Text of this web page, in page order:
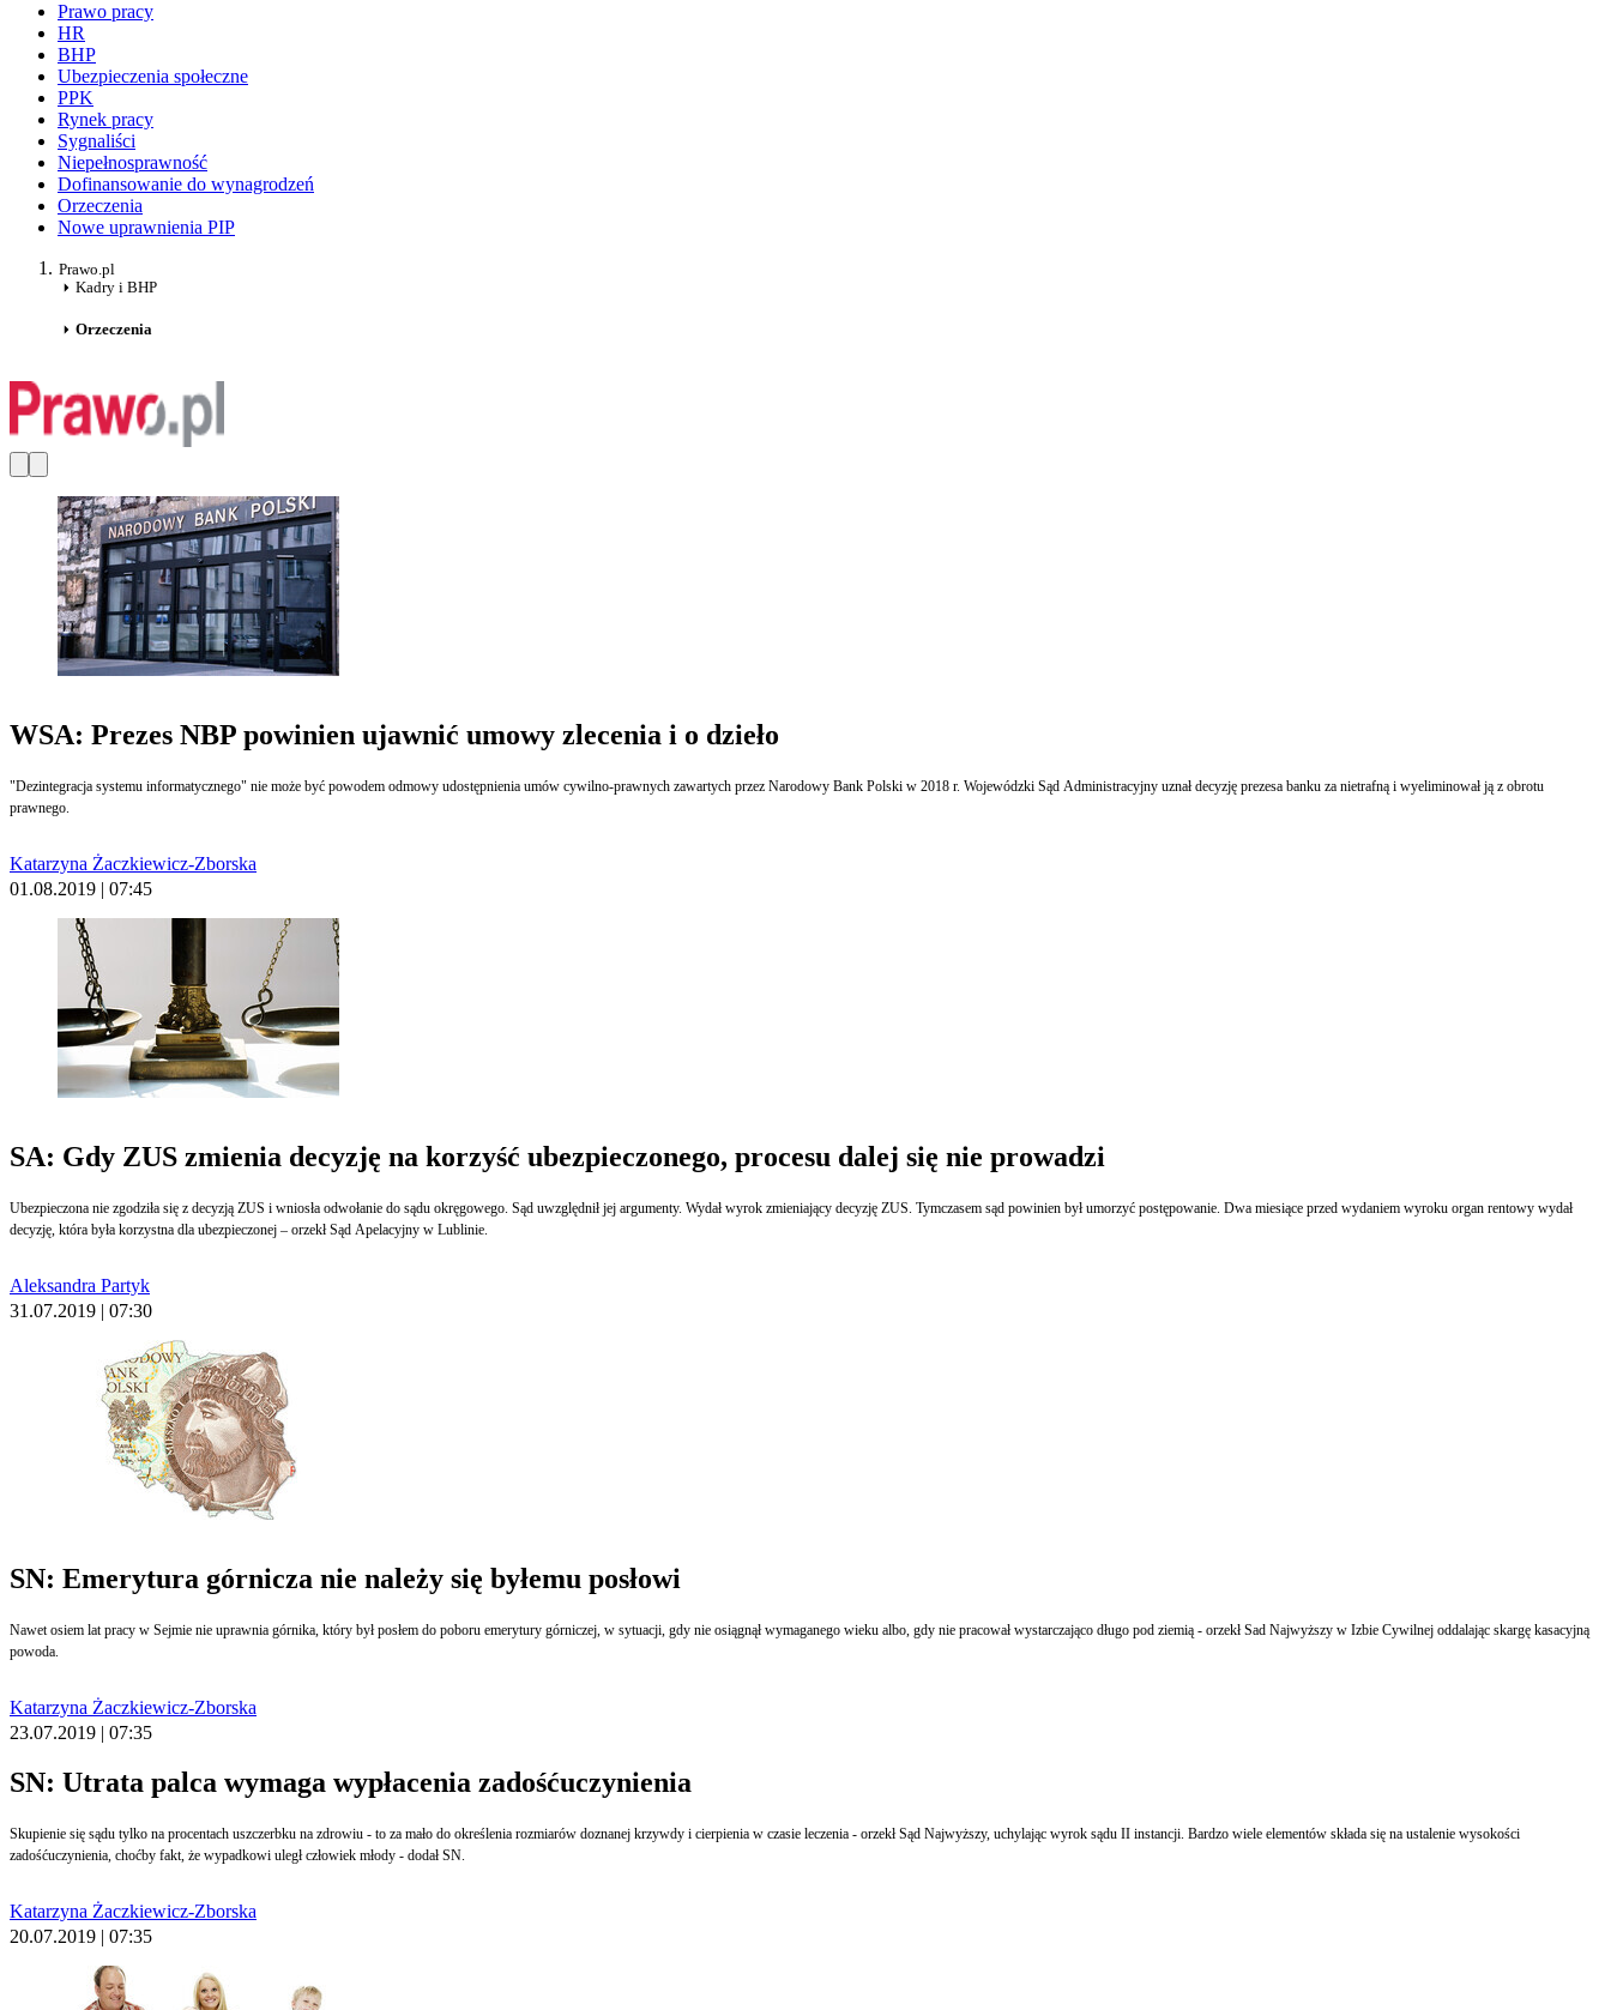
Prawo pracy
HR
BHP
Ubezpieczenia społeczne
PPK
Rynek pracy
Sygnaliści
Niepełnosprawność
Dofinansowanie do wynagrodzeń
Orzeczenia
Nowe uprawnienia PIP
Prawo.pl
Kadry i BHP
Orzeczenia
WSA: Prezes NBP powinien ujawnić umowy zlecenia i o dzieło
"Dezintegracja systemu informatycznego" nie może być powodem odmowy udostępnienia umów cywilno-prawnych zawartych przez Narodowy Bank Polski w 2018 r. Wojewódzki Sąd Administracyjny uznał decyzję prezesa banku za nietrafną i wyeliminował ją z obrotu
prawnego.
Katarzyna Żaczkiewicz-Zborska
01.08.2019 | 07:45
SA: Gdy ZUS zmienia decyzję na korzyść ubezpieczonego, procesu dalej się nie prowadzi
Ubezpieczona nie zgodziła się z decyzją ZUS i wniosła odwołanie do sądu okręgowego. Sąd uwzględnił jej argumenty. Wydał wyrok zmieniający decyzję ZUS. Tymczasem sąd powinien był umorzyć postępowanie. Dwa miesiące przed wydaniem wyroku organ rentowy wydał
decyzję, która była korzystna dla ubezpieczonej – orzekł Sąd Apelacyjny w Lublinie.
Aleksandra Partyk
31.07.2019 | 07:30
SN: Emerytura górnicza nie należy się byłemu posłowi
Nawet osiem lat pracy w Sejmie nie uprawnia górnika, który był posłem do poboru emerytury górniczej, w sytuacji, gdy nie osiągnął wymaganego wieku albo, gdy nie pracował wystarczająco długo pod ziemią - orzekł Sad Najwyższy w Izbie Cywilnej oddalając skargę kasacyjną
powoda.
Katarzyna Żaczkiewicz-Zborska
23.07.2019 | 07:35
SN: Utrata palca wymaga wypłacenia zadośćuczynienia
Skupienie się sądu tylko na procentach uszczerbku na zdrowiu - to za mało do określenia rozmiarów doznanej krzywdy i cierpienia w czasie leczenia - orzekł Sąd Najwyższy, uchylając wyrok sądu II instancji. Bardzo wiele elementów składa się na ustalenie wysokości
zadośćuczynienia, choćby fakt, że wypadkowi uległ człowiek młody - dodał SN.
Katarzyna Żaczkiewicz-Zborska
20.07.2019 | 07:35